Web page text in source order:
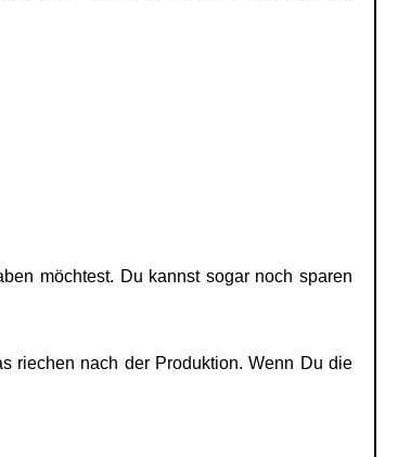
möchtest. Du kannst sogar noch sparen
riechen nach der Produktion. Wenn Du die